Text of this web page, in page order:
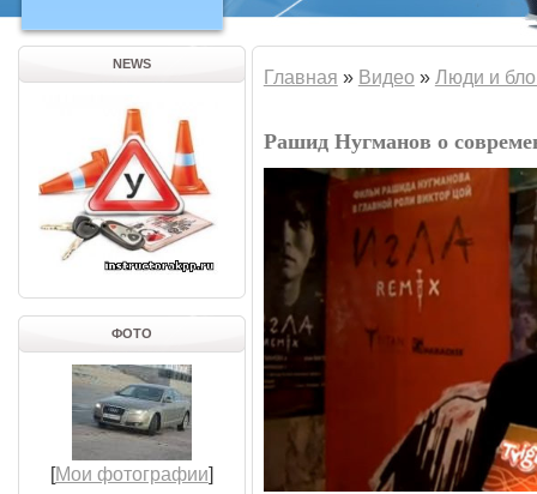
NEWS
ФОТО
[Мои фотографии]
Главная » Видео » Люди и
Рашид Нугманов о